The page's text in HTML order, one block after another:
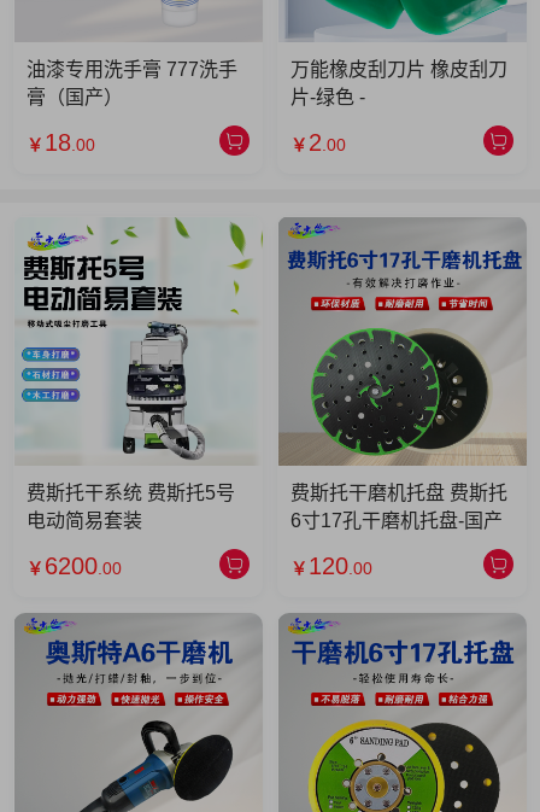
油漆专用洗手膏 777洗手
膏（国产）
￥ 18 .00
万能橡皮刮刀片 橡皮刮刀
片-绿色 -
￥ 2 .00
费斯托干系统 费斯托5号
电动简易套装
￥ 6200 .00
费斯托干磨机托盘 费斯托
6寸17孔干磨机托盘-国产
￥ 120 .00